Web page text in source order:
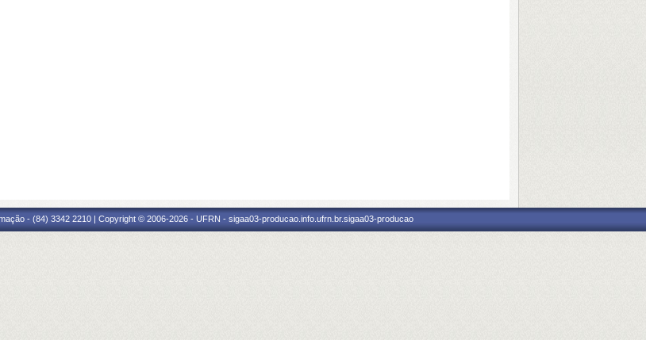
- (84) 3342 2210 | Copyright © 2006-2026 - UFRN - sigaa03-producao.info.ufrn.br.sigaa03-producao